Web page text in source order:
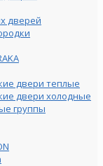
дверей
двери теплые
двери холодные
группы